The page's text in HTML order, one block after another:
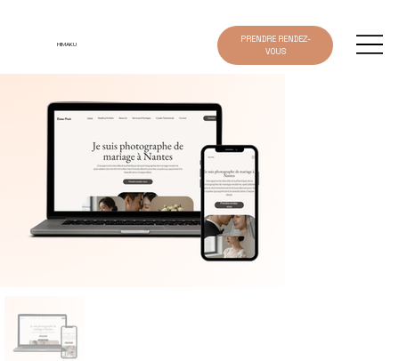
HIMAKU
PRENDRE RENDEZ-
VOUS